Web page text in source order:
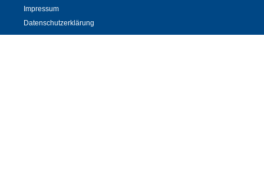
Impressum
Datenschutzerklärung